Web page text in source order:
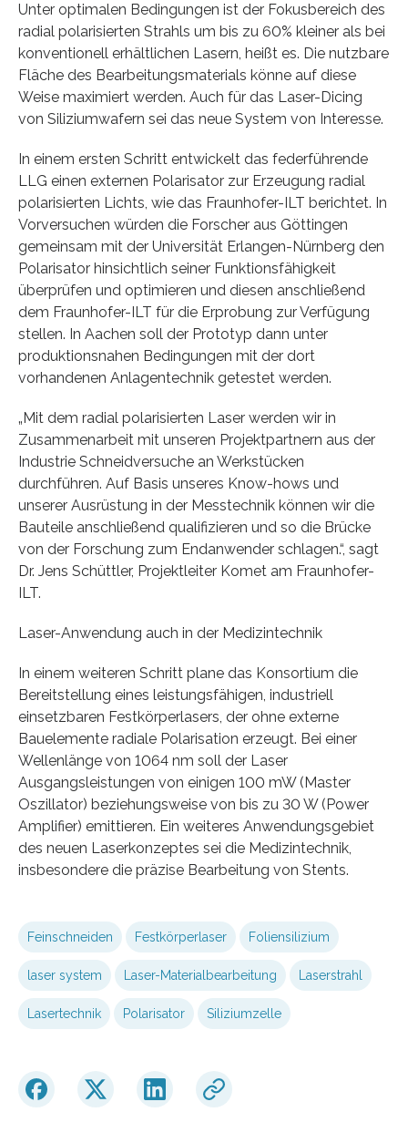
Unter optimalen Bedingungen ist der Fokusbereich des
radial polarisierten Strahls um bis zu 60% kleiner als bei
konventionell erhältlichen Lasern, heißt es. Die nutzbare
Fläche des Bearbeitungsmaterials könne auf diese
Weise maximiert werden. Auch für das Laser-Dicing
von Siliziumwafern sei das neue System von Interesse.
In einem ersten Schritt entwickelt das federführende
LLG einen externen Polarisator zur Erzeugung radial
polarisierten Lichts, wie das Fraunhofer-ILT berichtet. In
Vorversuchen würden die Forscher aus Göttingen
gemeinsam mit der Universität Erlangen-Nürnberg den
Polarisator hinsichtlich seiner Funktionsfähigkeit
überprüfen und optimieren und diesen anschließend
dem Fraunhofer-ILT für die Erprobung zur Verfügung
stellen. In Aachen soll der Prototyp dann unter
produktionsnahen Bedingungen mit der dort
vorhandenen Anlagentechnik getestet werden.
„Mit dem radial polarisierten Laser werden wir in
Zusammenarbeit mit unseren Projektpartnern aus der
Industrie Schneidversuche an Werkstücken
durchführen. Auf Basis unseres Know-hows und
unserer Ausrüstung in der Messtechnik können wir die
Bauteile anschließend qualifizieren und so die Brücke
von der Forschung zum Endanwender schlagen.“, sagt
Dr. Jens Schüttler, Projektleiter Komet am Fraunhofer-
ILT.
Laser-Anwendung auch in der Medizintechnik
In einem weiteren Schritt plane das Konsortium die
Bereitstellung eines leistungsfähigen, industriell
einsetzbaren Festkörperlasers, der ohne externe
Bauelemente radiale Polarisation erzeugt. Bei einer
Wellenlänge von 1064 nm soll der Laser
Ausgangsleistungen von einigen 100 mW (Master
Oszillator) beziehungsweise von bis zu 30 W (Power
Amplifier) emittieren. Ein weiteres Anwendungsgebiet
des neuen Laserkonzeptes sei die Medizintechnik,
insbesondere die präzise Bearbeitung von Stents.
Feinschneiden Festkörperlaser Foliensilizium
laser system Laser-Materialbearbeitung Laserstrahl
Lasertechnik Polarisator Siliziumzelle